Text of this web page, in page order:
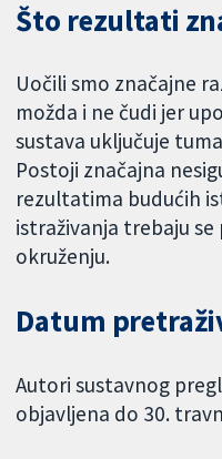
Što rezultati
Uočili smo značajne
možda i ne čudi jer
sustava uključuje
Postoji značajna
rezultatima budućih
istraživanja trebaju
okruženju.
Datum
Autori sustavnog
objavljena do 30.